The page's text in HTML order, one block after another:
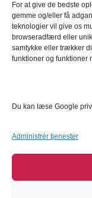
For at give de bedste
gemme og/eller få
teknologier vil give os
browseradfærd eller
samtykke eller trækker
funktioner og funktioner
Du kan læse Google
Administrér tjenester
Kundeservice
FAQ – Ofte stillede
Om Bagetid.dk
Se Fødevarestyrelsens